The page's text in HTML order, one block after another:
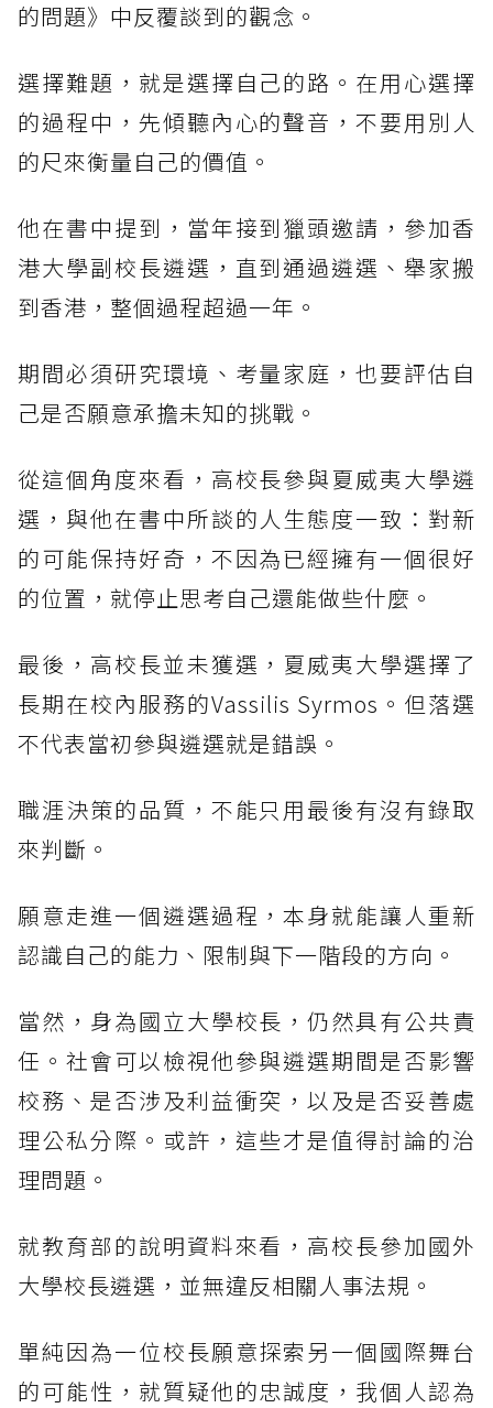
的問題》中反覆談到的觀念。
選擇難題，就是選擇自己的路。在用心選擇
的過程中，先傾聽內心的聲音，不要用別人
的尺來衡量自己的價值。
他在書中提到，當年接到獵頭邀請，參加香
港大學副校長遴選，直到通過遴選、舉家搬
到香港，整個過程超過一年。
期間必須研究環境、考量家庭，也要評估自
己是否願意承擔未知的挑戰。
從這個角度來看，高校長參與夏威夷大學遴
選，與他在書中所談的人生態度一致：對新
的可能保持好奇，不因為已經擁有一個很好
的位置，就停止思考自己還能做些什麼。
最後，高校長並未獲選，夏威夷大學選擇了
長期在校內服務的Vassilis Syrmos。但落選
不代表當初參與遴選就是錯誤。
職涯決策的品質，不能只用最後有沒有錄取
來判斷。
願意走進一個遴選過程，本身就能讓人重新
認識自己的能力、限制與下一階段的方向。
當然，身為國立大學校長，仍然具有公共責
任。社會可以檢視他參與遴選期間是否影響
校務、是否涉及利益衝突，以及是否妥善處
理公私分際。或許，這些才是值得討論的治
理問題。
就教育部的說明資料來看，高校長參加國外
大學校長遴選，並無違反相關人事法規。
單純因為一位校長願意探索另一個國際舞台
的可能性，就質疑他的忠誠度，我個人認為